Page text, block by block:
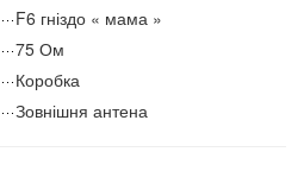
F6 гніздо « мама »
75 Ом
Коробка
Зовнішня антена